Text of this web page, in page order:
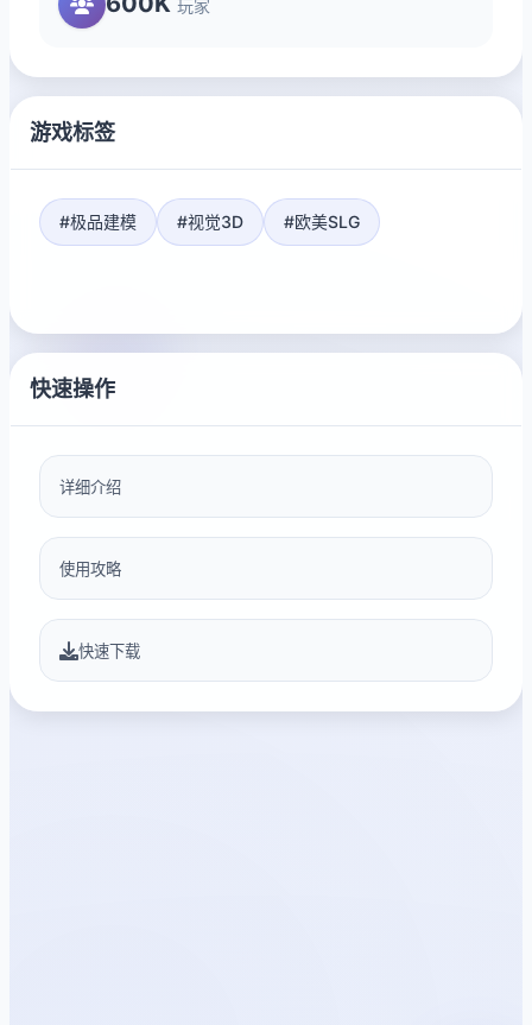
玩家
游戏标签
#极品建模 #视觉3D #欧美SLG
快速操作
详细介绍
使用攻略
快速下载